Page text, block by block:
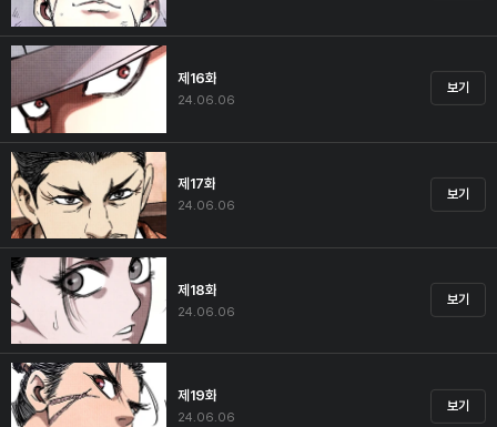
제16화
24.06.06
보기
제17화
24.06.06
보기
제18화
24.06.06
보기
제19화
24.06.06
보기